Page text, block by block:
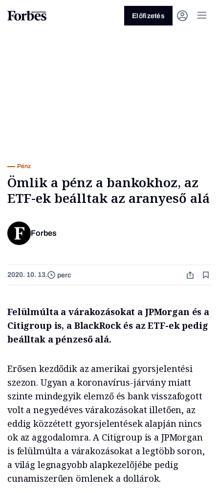
Előfizetés
Pénz
Ömlik a pénz a bankokhoz, az
ETF-ek beálltak az aranyeső alá
Forbes
2020. 10. 13. perc
Felülmúlta a várakozásokat a JPMorgan és a
Citigroup is, a BlackRock és az ETF-ek pedig
beálltak a pénzeső alá.
Erősen kezdődik az amerikai gyorsjelentési
szezon. Ugyan a koronavírus-járvány miatt
szinte mindegyik elemző és bank visszafogott
volt a negyedéves várakozásokat illetően, az
eddig közzétett gyorsjelentések alapján nincs
ok az aggodalomra. A Citigroup is a JPMorgan
is felülmúlta a várakozásokat a legtöbb soron,
a világ legnagyobb alapkezelőjébe pedig
cunamiszerűen ömlenek a dollárok.